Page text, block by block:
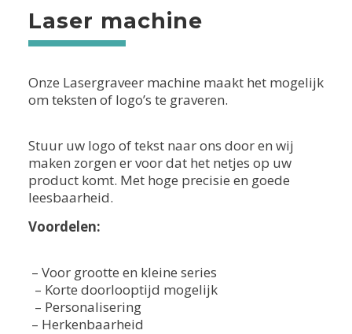
Laser machine
Onze Lasergraveer machine maakt het mogelijk
om teksten of logo’s te graveren.
Stuur uw logo of tekst naar ons door en wij
maken zorgen er voor dat het netjes op uw
product komt. Met hoge precisie en goede
leesbaarheid.
Voordelen:
– Voor grootte en kleine series
– Korte doorlooptijd mogelijk
– Personalisering
– Herkenbaarheid